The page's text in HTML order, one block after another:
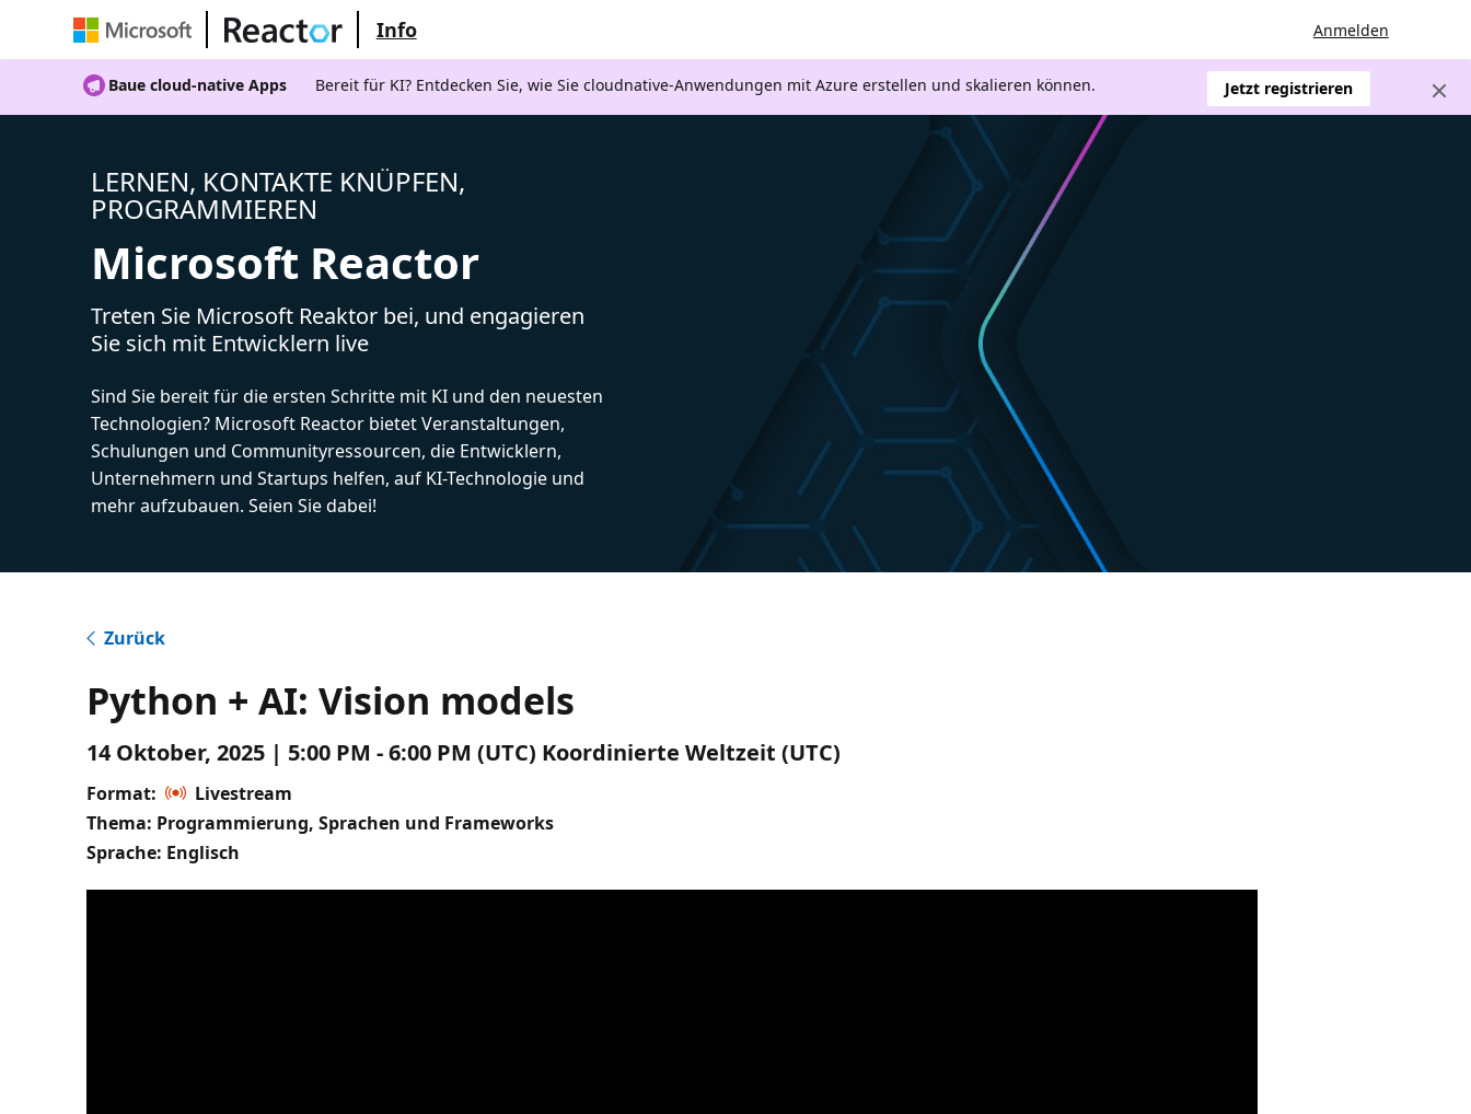
Info Anmelden
Baue cloud-native Apps Bereit für KI? Entdecken Sie, wie Sie cloudnative-Anwendungen mit Azure erstellen und skalieren können. Jetzt registrieren
LERNEN, KONTAKTE KNÜPFEN,
PROGRAMMIEREN
Microsoft Reactor
Treten Sie Microsoft Reaktor bei, und engagieren
Sie sich mit Entwicklern live
Sind Sie bereit für die ersten Schritte mit KI und den neuesten
Technologien? Microsoft Reactor bietet Veranstaltungen,
Schulungen und Communityressourcen, die Entwicklern,
Unternehmern und Startups helfen, auf KI-Technologie und
mehr aufzubauen. Seien Sie dabei!
Zurück
Python + AI: Vision models
14 Oktober, 2025 | 5:00 PM - 6:00 PM (UTC) Koordinierte Weltzeit (UTC)
Format:
Livestream
Thema: Programmierung, Sprachen und Frameworks
Sprache: Englisch